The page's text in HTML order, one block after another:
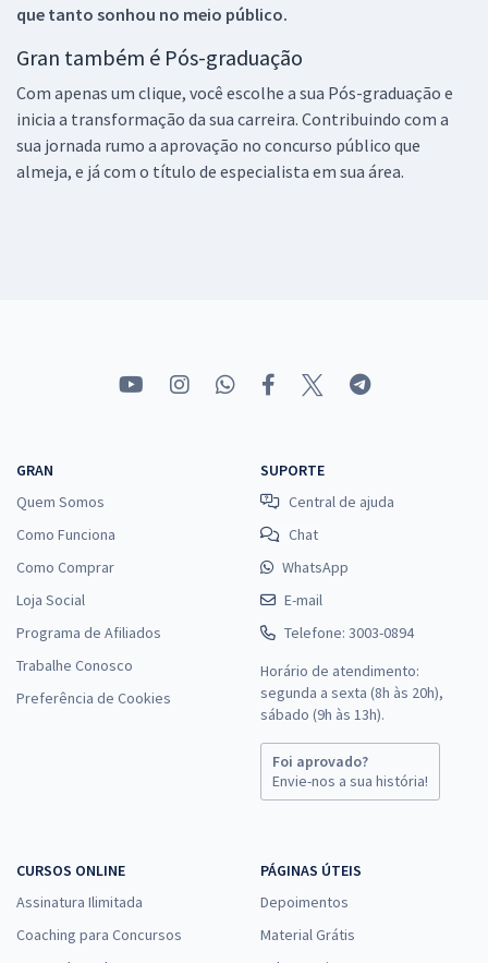
que tanto sonhou no meio público.
Gran também é Pós-graduação
Com apenas um clique, você escolhe a sua Pós-graduação e
inicia a transformação da sua carreira. Contribuindo com a
sua jornada rumo a aprovação no concurso público que
almeja, e já com o título de especialista em sua área.
GRAN
Quem Somos
Como Funciona
Como Comprar
Loja Social
Programa de Afiliados
Trabalhe Conosco
Preferência de Cookies
SUPORTE
Central de ajuda
Chat
WhatsApp
E-mail
Telefone: 3003-0894
Horário de atendimento:
segunda a sexta (8h às 20h),
sábado (9h às 13h).
Foi aprovado?
Envie-nos a sua história!
CURSOS ONLINE
Assinatura Ilimitada
Coaching para Concursos
PÁGINAS ÚTEIS
Depoimentos
Material Grátis